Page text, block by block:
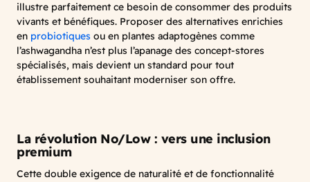
illustre parfaitement ce besoin de consommer des produits
vivants et bénéfiques. Proposer des alternatives enrichies
en probiotiques ou en plantes adaptogènes comme
l’ashwagandha n’est plus l’apanage des concept-stores
spécialisés, mais devient un standard pour tout
établissement souhaitant moderniser son offre.
La révolution No/Low : vers une inclusion
premium
Cette double exigence de naturalité et de fonctionnalité